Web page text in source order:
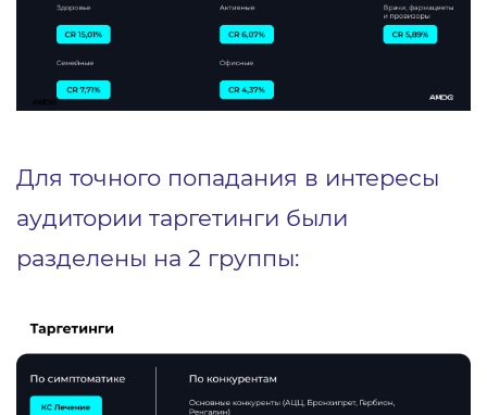
Для точного попадания в интересы
аудитории таргетинги были
разделены на 2 группы: